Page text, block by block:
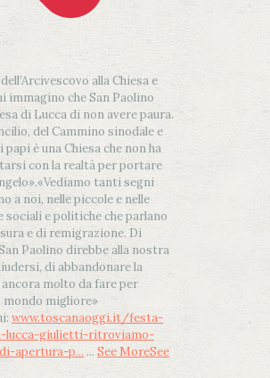
alla Chiesa e
immagino che San Paolino
di Lucca di non avere paura.
del Cammino sinodale e
è una Chiesa che non ha
con la realtà per portare
.«Vediamo tanti segni
a noi, nelle piccole e nelle
sociali e politiche che parlano
e di remigrazione. Di
Paolino direbbe alla nostra
di abbandonare la
ancora molto da fare per
migliore»
www.toscanaoggi.it/festa-
lucca-giulietti-ritroviamo-
apertura-p... ... See MoreSee